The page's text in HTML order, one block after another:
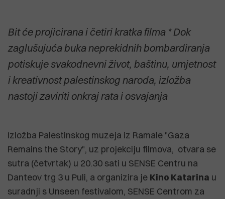
Bit će projicirana i četiri kratka filma * Dok
zaglušujuća buka neprekidnih bombardiranja
potiskuje svakodnevni život, baštinu, umjetnost
i kreativnost palestinskog naroda, izložba
nastoji zaviriti onkraj rata i osvajanja
Izložba Palestinskog muzeja iz Ramale "Gaza
Remains the Story", uz projekciju filmova, otvara se
sutra (četvrtak) u 20.30 sati u SENSE Centru na
Danteov trg 3 u Puli, a organizira je Kino Katarina u
suradnji s Unseen festivalom, SENSE Centrom za